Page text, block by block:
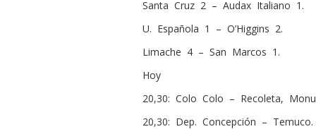
Santa Cruz 2 – Audax Italiano 1.
U. Española 1 – O’Higgins 2.
Limache 4 – San Marcos 1.
Hoy
20,30: Colo Colo – Recoleta,
20,30: Dep. Concepción – Temuco.